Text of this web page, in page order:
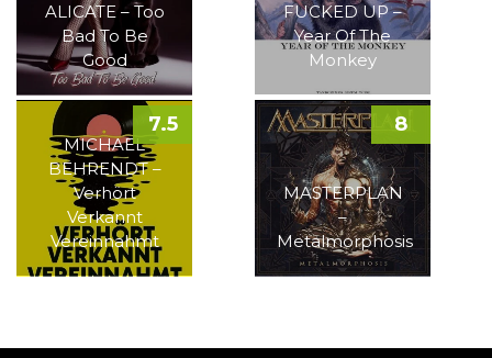
ALICATE – Too
Bad To Be
Good
FUCKED UP –
Year Of The
Monkey
MICHAEL
BEHRENDT –
Verhört
Verkannt
Vereinnahmt
7.5
MASTERPLAN
–
Metalmorphosis
8